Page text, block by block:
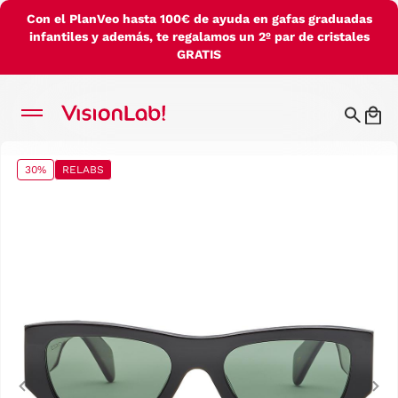
Con el PlanVeo hasta 100€ de ayuda en gafas graduadas
infantiles y además, te regalamos un 2º par de cristales
GRATIS
30% RELABS
Previous